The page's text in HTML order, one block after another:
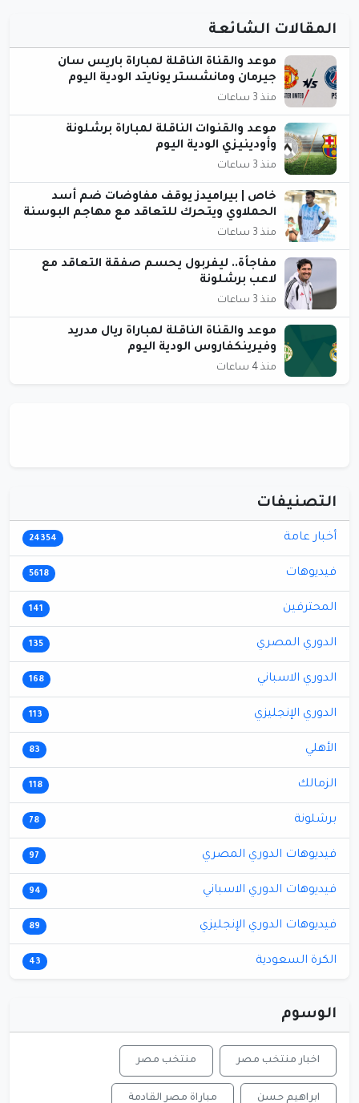
المقالات الشائعة
موعد والقناة الناقلة لمباراة باريس سان
جيرمان ومانشستر يونايتد الودية اليوم
منذ 3 ساعات
موعد والقنوات الناقلة لمباراة برشلونة
وأودينيزي الودية اليوم
منذ 3 ساعات
خاص | بيراميدز يوقف مفاوضات ضم أسد
الحملاوي ويتحرك للتعاقد مع مهاجم البوسنة
منذ 3 ساعات
مفاجأة.. ليفربول يحسم صفقة التعاقد مع
لاعب برشلونة
منذ 3 ساعات
موعد والقناة الناقلة لمباراة ريال مدريد
وفيرينكفاروس الودية اليوم
منذ 4 ساعات
التصنيفات
أخبار عامة 24354
فيديوهات 5618
المحترفين 141
الدوري المصري 135
الدوري الاسباني 168
الدوري الإنجليزي 113
الأهلي 83
الزمالك 118
برشلونة 78
فيديوهات الدوري المصري 97
فيديوهات الدوري الاسباني 94
فيديوهات الدوري الإنجليزي 89
الكرة السعودية 43
الوسوم
اخبار منتخب مصر منتخب مصر
ابراهيم حسن مباراة مصر القادمة